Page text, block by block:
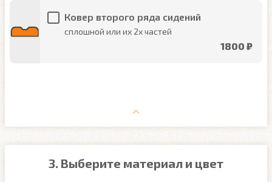
Ковер второго ряда сидений
сплошной или их 2х частей
1800 ₽
3. Выберите материал и цвет